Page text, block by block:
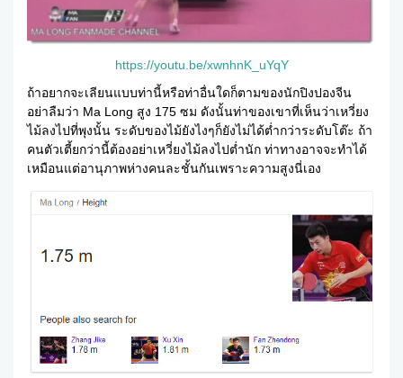
https://youtu.be/xwnhnK_uYqY
ถ้าอยากจะเลียนแบบท่านี้หรือท่าอื่นใดก็ตามของนักปิงปองจีน
อย่าลืมว่า Ma Long สูง 175 ซม ดังนั้นท่าของเขาที่เห็นว่าเหวี่ยง
ไม้ลงไปที่พุงนั้น ระดับของไม้ยังไงๆก็ยังไม่ได้ต่ำกว่าระดับโต๊ะ ถ้า
คนตัวเตี้ยกว่านี้ต้องอย่าเหวี่ยงไม้ลงไปต่ำนัก ท่าทางอาจจะทำได้
เหมือนแต่อานุภาพห่างคนละชั้นกันเพราะความสูงนี่เอง